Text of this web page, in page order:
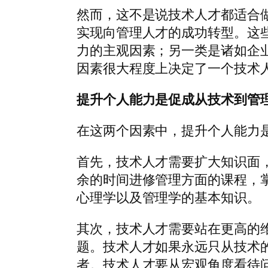
然而，这不是说技术人才都适合
实现向管理人才的成功转型。这
力的主观因素；另一类是诸如
因素很大程度上决定了一个技
提升个人能力是促成从技术到管
在这两个因素中，提升个人能力
首先，技术人才需要扩大知识面
余的时间进修管理方面的课程，
心理学以及管理学的基本知识。
其次，技术人才需要站在更高的
题。技术人才如果永远只从技术
者。技术人才要从宏观角度看待